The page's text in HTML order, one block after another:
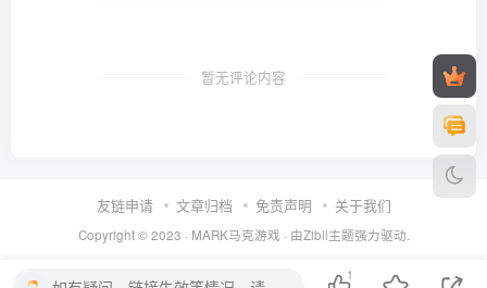
暂无评论内容
友链申请 文章归档 免责声明 关于我们
Copyright © 2023 · MARK马克游戏 · 由Zibll主题强力驱动.
1